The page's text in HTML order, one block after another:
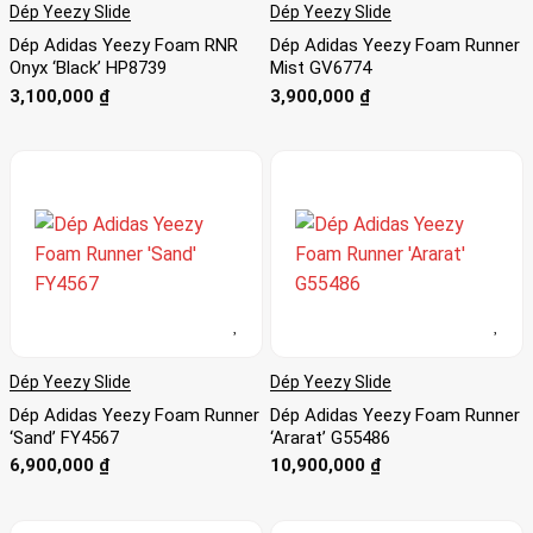
đôi giày này nhé!
Dép Yeezy Slide
Dép Adidas Yeezy Foam RNR
Onyx ‘Black’ HP8739
3,100,000 ₫
Dép Yeezy Slide
Dép Adidas Yeezy Foam Runner
Mist GV6774
3,900,000 ₫
Dép Yeezy Slide
Dép Adidas Yeezy Foam Runner
‘Sand’ FY4567
6,900,000 ₫
Dép Yeezy Slide
Dép Adidas Yeezy Foam Runner
‘Ararat’ G55486
10,900,000 ₫